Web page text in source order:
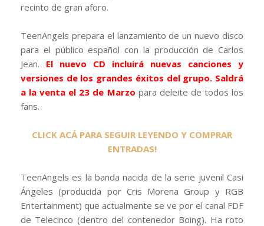
recinto de gran aforo.
TeenAngels prepara el lanzamiento de un nuevo disco
para el público español con la producción de Carlos
Jean. El nuevo CD incluirá nuevas canciones y
versiones de los grandes éxitos del grupo. Saldrá
a la venta el 23 de Marzo para deleite de todos los
fans.
CLICK ACÁ PARA SEGUIR LEYENDO Y COMPRAR
ENTRADAS!
TeenAngels es la banda nacida de la serie juvenil Casi
Ángeles (producida por Cris Morena Group y RGB
Entertainment) que actualmente se ve por el canal FDF
de Telecinco (dentro del contenedor Boing). Ha roto